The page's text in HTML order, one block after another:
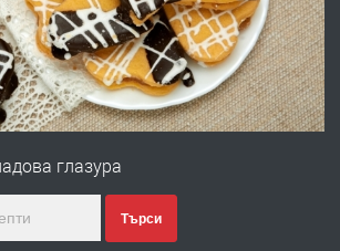
преди 4 дни
№4120 Магазин/Офис под наем в кв.
градската градина!
глазура
Търси